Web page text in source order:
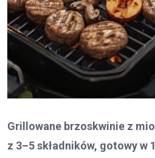
Grillowane brzoskwinie z
z 3–5 składników, gotowy w